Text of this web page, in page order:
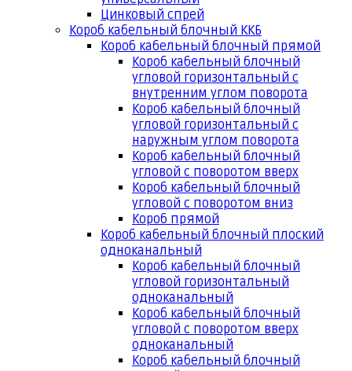
Цинковый спрей
Короб кабельный блочный ККБ
Короб кабельный блочный прямой
Короб кабельный блочный
угловой горизонтальный с
внутренним углом поворота
Короб кабельный блочный
угловой горизонтальный с
наружным углом поворота
Короб кабельный блочный
угловой с поворотом вверх
Короб кабельный блочный
угловой с поворотом вниз
Короб прямой
Короб кабельный блочный плоский
одноканальный
Короб кабельный блочный
угловой горизонтальный
одноканальный
Короб кабельный блочный
угловой с поворотом вверх
одноканальный
Короб кабельный блочный